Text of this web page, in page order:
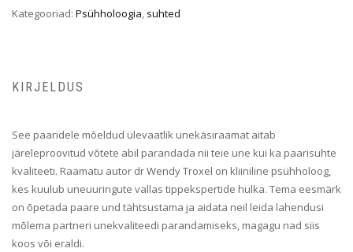
Kategooriad: Psühholoogia, suhted
KIRJELDUS
See paaridele mõeldud ülevaatlik unekäsiraamat aitab
järeleproovitud võtete abil parandada nii teie une kui ka paarisuhte
kvaliteeti. Raamatu autor dr Wendy Troxel on kliiniline psühholoog,
kes kuulub uneuuringute vallas tippekspertide hulka. Tema eesmärk
on õpetada paare und tähtsustama ja aidata neil leida lahendusi
mõlema partneri unekvaliteedi parandamiseks, magagu nad siis
koos või eraldi.